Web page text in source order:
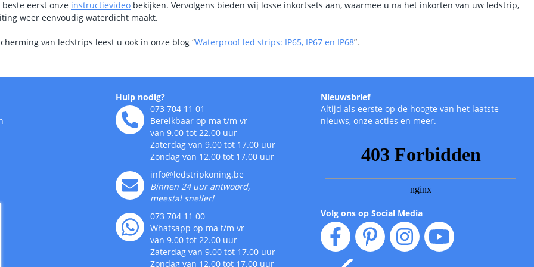
eerst onze instructievideo bekijken. Vervolgens bieden wij losse inkortsets aan, waarmee u na het inkorten van uw ledstrip,
weer eenvoudig waterdicht maakt.
van ledstrips leest u ook in onze blog “Waterproof led strips: IP65, IP67 en IP68”.
Hulp nodig?
073 704 11 01
Bereikbaar op ma t/m vr
van 9.00 tot 22.00 uur
Zaterdag van 9.00 tot 17.00 uur
Zondag van 12.00 tot 17.00 uur
info@ledstripkoning.be
Binnen 24 uur antwoord,
meestal sneller!
073 704 11 00
Whatsapp op ma t/m vr
van 9.00 tot 22.00 uur
Zaterdag van 9.00 tot 17.00 uur
Zondag van 12.00 tot 17.00 uur
Nieuwsbrief
Altijd als eerste op de hoogte van het laatste
nieuws, onze acties en meer.
Volg ons op Social Media